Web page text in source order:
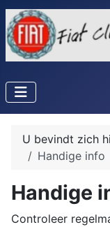
U bevindt zich
Handige info
Handige
Controleer